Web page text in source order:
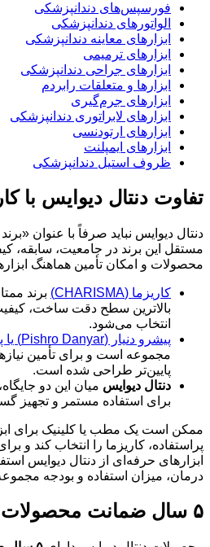
فورسپس‌های دندانپزشکی
الواتورهای دندانپزشکی
ابزارهای معاینه دندانپزشکی
ابزارهای ترمیمی
ابزارهای جراحی دندانپزشکی
ابزارها و متعلقات رابردم
ابزارهای جرم‌گیری
ابزارهای لابراتوری دندانپزشکی
ابزارهای ارتودنسی
ابزارهای ایمپلنت
ظروف استیل دندانپزشکی
تفاوت دنتال دیوایس با
دنتال دیوایس نباید صرفاً با عنوان
مستقل این برند در جامعیت، سابقه،
محصولات و امکان تأمین هماهنگ
کاریزما (CHARISMA)
برند
بالاترین سطح دقت ساخت،
انتخاب می‌شود.
پیشرو دنیار (Pishro Danyar) یا پیشرو
مجموعه است و برای تأمین
پایین‌تر طراحی شده است.
دنتال دیوایس میان این دو
برای استفاده مستمر و تجهیز
ممکن است یک مطب یا کلینیک برای
پراستفاده، کاریزما را انتخاب کند و
ابزارهای حرفه‌ای از دنتال دیوایس
درمان، میزان استفاده و بودجه
۵ سال ضمانت محصولات دنتال دیوایس